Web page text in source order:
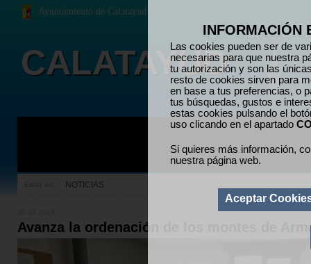
INFORMACIÓN
Las cookies pueden ser de
necesarias para que nuestra
tu autorización y son las
resto de cookies sirven para
en base a tus preferencias, o
tus búsquedas, gustos e
estas cookies pulsando el
uso clicando en el apartado
Si quieres más información,
nuestra página web.
Aceptar
Avanza la ordenación de los montes de
NOTICIAS
Ayuntamiento de Calatayud
CALATAYUD